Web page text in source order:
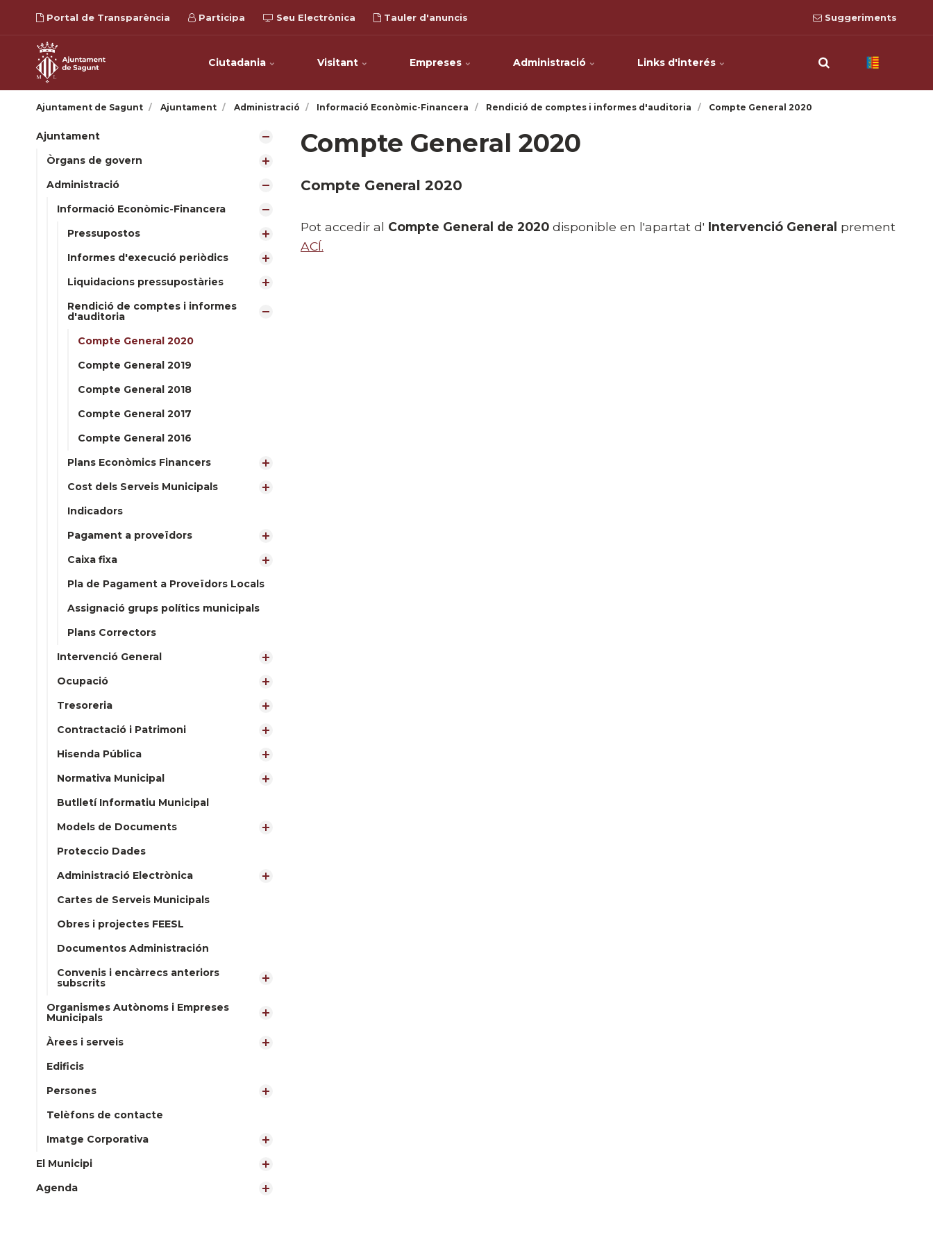
Portal de Transparència Participa Seu Electrònica Tauler d'anuncis Suggeriments
Ciutadania Visitant Empreses Administració Links d'interés
Ajuntament de Sagunt Ajuntament Administració Informació Econòmic-Financera Rendició de comptes i informes d'auditoria Compte General 2020
Ajuntament
Òrgans de govern
Administració
Informació Econòmic-Financera
Pressupostos
Informes d'execució periòdics
Liquidacions pressupostàries
Rendició de comptes i informes
d'auditoria
Compte General 2020
Compte General 2019
Compte General 2018
Compte General 2017
Compte General 2016
Plans Econòmics Financers
Cost dels Serveis Municipals
Indicadors
Pagament a proveïdors
Caixa fixa
Pla de Pagament a Proveïdors Locals
Assignació grups polítics municipals
Plans Correctors
Intervenció General
Ocupació
Tresoreria
Contractació i Patrimoni
Hisenda Pública
Normativa Municipal
Butlletí Informatiu Municipal
Models de Documents
Proteccio Dades
Administració Electrònica
Cartes de Serveis Municipals
Obres i projectes FEESL
Documentos Administración
Convenis i encàrrecs anteriors
subscrits
Organismes Autònoms i Empreses
Municipals
Àrees i serveis
Edificis
Persones
Telèfons de contacte
Imatge Corporativa
El Municipi
Agenda
Compte General 2020
Compte General 2020
Pot accedir al Compte General de 2020 disponible en l'apartat d' Intervenció General prement
ACÍ.